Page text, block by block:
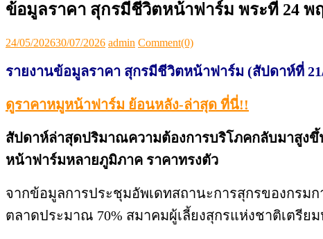
ข้อมูลราคา สุกรมีชีวิตหน้าฟาร์ม พระที่ 24 พ
Posted
24/05/202630/07/2026 Author
admin Comment(0)
รายงานข้อมูลราคา สุกรมีชีวิตหน้าฟาร์ม (สัปดาห์ที่
ดูราคาหมูหน้าฟาร์ม ย้อนหลัง-ล่าสุด ที่นี่!!
สัปดาห์ล่าสุดปริมาณความต้องการบริโภคกลับมาสูงขึ้
หน้าฟาร์มหลายภูมิภาค ราคาทรงตัว
จากข้อมูลการประชุมอัพเดทสถานะการสุกรของกรม
ตลาดประมาณ 70% สมาคมผู้เลี้ยงสุกรแห่งชาติเตรี